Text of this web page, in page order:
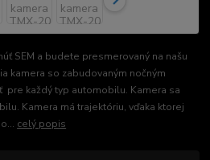
SEM a budete presmerovaný na našu
kamera so zabudovaným nočným
pre každý typ automobilu. Kamera sa
Kamera má trajektóriu, vďaka ktorej
celý popis